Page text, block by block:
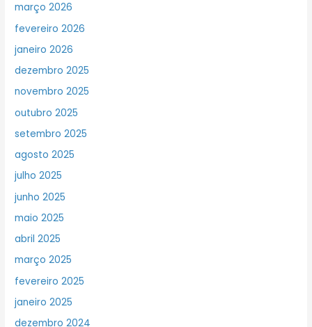
março 2026
fevereiro 2026
janeiro 2026
dezembro 2025
novembro 2025
outubro 2025
setembro 2025
agosto 2025
julho 2025
junho 2025
maio 2025
abril 2025
março 2025
fevereiro 2025
janeiro 2025
dezembro 2024